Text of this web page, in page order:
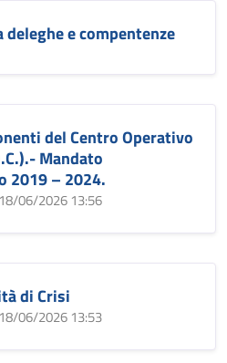
e compentenze
del Centro Operativo
Mandato
2019 – 2024.
06/2026 13:56
di Crisi
06/2026 13:53